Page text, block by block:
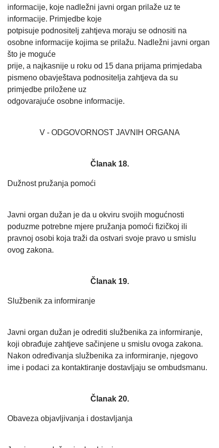
informacije, koje nadležni javni organ prilaže uz te
informacije. Primjedbe koje
potpisuje podnositelj zahtjeva moraju se odnositi na
osobne informacije kojima se prilažu. Nadležni javni organ
što je moguće
prije, a najkasnije u roku od 15 dana prijama primjedaba
pismeno obavještava podnositelja zahtjeva da su
primjedbe priložene uz
odgovarajuće osobne informacije.
V - ODGOVORNOST JAVNIH ORGANA
Članak 18.
Dužnost pružanja pomoći
Javni organ dužan je da u okviru svojih mogućnosti
poduzme potrebne mjere pružanja pomoći fizičkoj ili
pravnoj osobi koja traži da ostvari svoje pravo u smislu
ovog zakona.
Članak 19.
Službenik za informiranje
Javni organ dužan je odrediti službenika za informiranje,
koji obrađuje zahtjeve sačinjene u smislu ovoga zakona.
Nakon određivanja službenika za informiranje, njegovo
ime i podaci za kontaktiranje dostavljaju se ombudsmanu.
Članak 20.
Obaveza objavljivanja i dostavljanja